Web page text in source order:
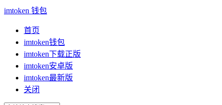
imtoken 钱包
首页
imtoken钱包
imtoken下载正版
imtoken安卓版
imtoken最新版
关闭